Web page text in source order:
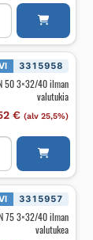
3315958
50 3×32/40 ilman
valutukia
€ (alv 25,5%)
3315957
75 3×32/40 ilman
valutukea